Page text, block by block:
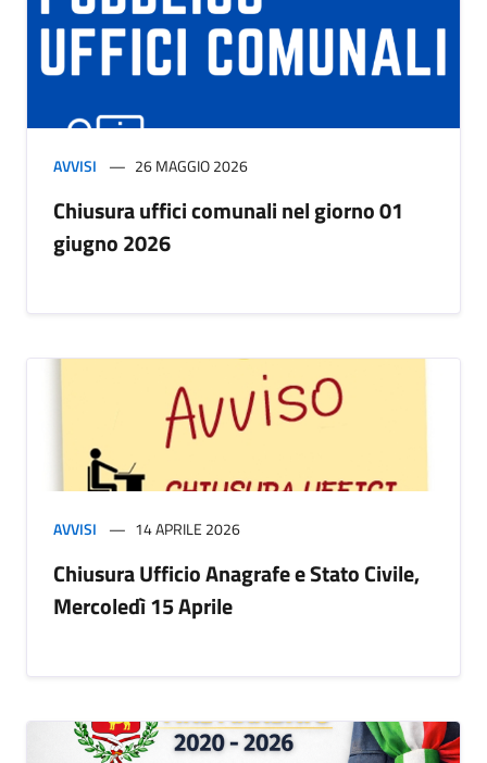
AVVISI 26 MAGGIO 2026
Chiusura uffici comunali nel giorno 01
giugno 2026
AVVISI 14 APRILE 2026
Chiusura Ufficio Anagrafe e Stato Civile,
Mercoledì 15 Aprile